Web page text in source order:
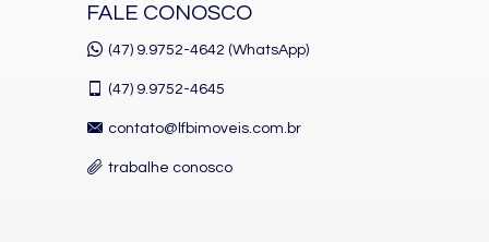
FALE CONOSCO
(47) 9.9752-4642 (WhatsApp)
(47) 9.9752-4645
contato@lfbimoveis.com.br
trabalhe conosco